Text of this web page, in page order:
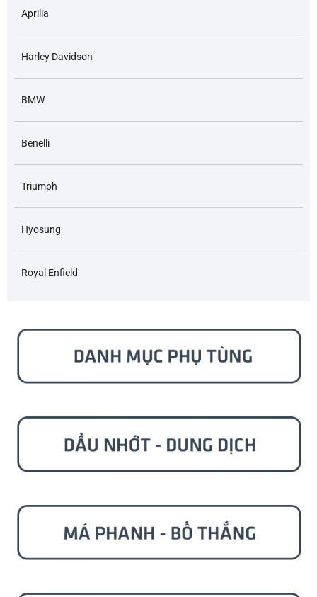
Aprilia
Harley Davidson
BMW
Benelli
Triumph
Hyosung
Royal Enfield